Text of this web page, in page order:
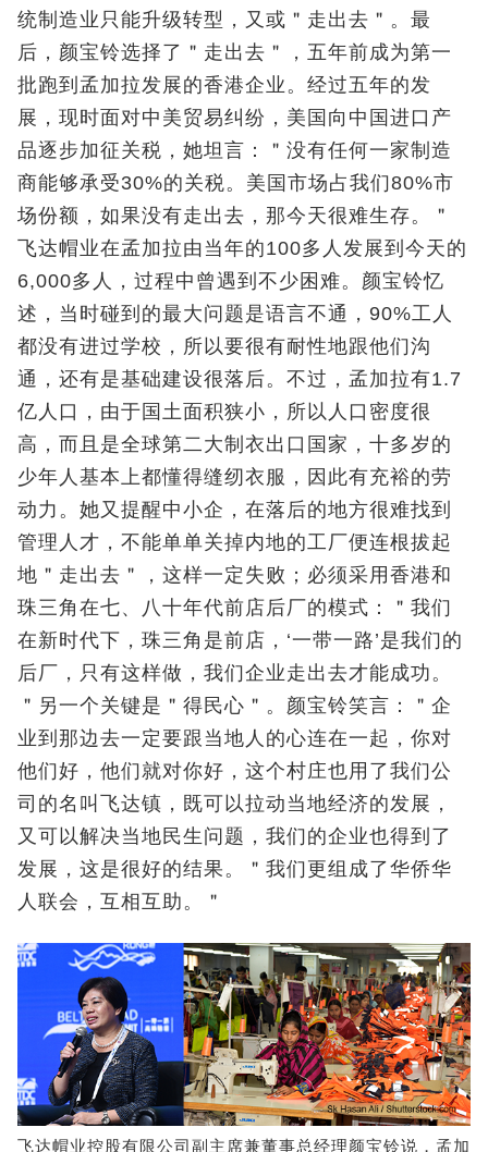
统制造业只能升级转型，又或＂走出去＂。最
后，颜宝铃选择了＂走出去＂，五年前成为第一
批跑到孟加拉发展的香港企业。经过五年的发
展，现时面对中美贸易纠纷，美国向中国进口产
品逐步加征关税，她坦言：＂没有任何一家制造
商能够承受30%的关税。美国市场占我们80%市
场份额，如果没有走出去，那今天很难生存。＂
飞达帽业在孟加拉由当年的100多人发展到今天的
6,000多人，过程中曾遇到不少困难。颜宝铃忆
述，当时碰到的最大问题是语言不通，90%工人
都没有进过学校，所以要很有耐性地跟他们沟
通，还有是基础建设很落后。不过，孟加拉有1.7
亿人口，由于国土面积狭小，所以人口密度很
高，而且是全球第二大制衣出口国家，十多岁的
少年人基本上都懂得缝纫衣服，因此有充裕的劳
动力。她又提醒中小企，在落后的地方很难找到
管理人才，不能单单关掉内地的工厂便连根拔起
地＂走出去＂，这样一定失败；必须采用香港和
珠三角在七、八十年代前店后厂的模式：＂我们
在新时代下，珠三角是前店，‘一带一路’是我们的
后厂，只有这样做，我们企业走出去才能成功。
＂另一个关键是＂得民心＂。颜宝铃笑言：＂企
业到那边去一定要跟当地人的心连在一起，你对
他们好，他们就对你好，这个村庄也用了我们公
司的名叫飞达镇，既可以拉动当地经济的发展，
又可以解决当地民生问题，我们的企业也得到了
发展，这是很好的结果。＂我们更组成了华侨华
人联会，互相互助。＂
飞达帽业控股有限公司副主席兼董事总经理颜宝铃说，孟加